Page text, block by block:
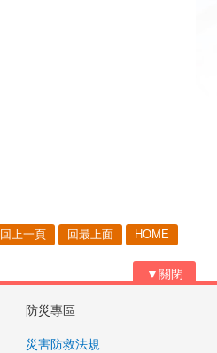
回上一頁 回最上面 HOME
▼關閉
防災專區
災害防救法規